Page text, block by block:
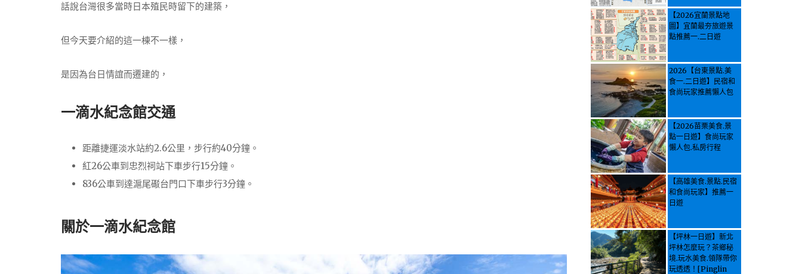
話說台灣很多當時日本殖民時留下的建築，
但今天要介紹的這一棟不一樣，
是因為台日情誼而遷建的，
一滴水紀念館交通
距離捷運淡水站約2.6公里，步行約40分鐘。
紅26公車到忠烈祠站下車步行15分鐘。
836公車到達滬尾礟台門口下車步行3分鐘。
關於一滴水紀念館
【2026宜蘭景點地
圖】宜蘭最夯旅遊景
點推薦一.二日遊
2026【台東景點.美
食一.二日遊】民宿和
食尚玩家推薦懶人包
【2026苗栗美食.景
點一日遊】食尚玩家
懶人包.私房行程
【高雄美食.景點.民宿
和食尚玩家】推薦一
日遊
【坪林一日遊】新北
坪林怎麼玩？茶鄉秘
境.玩水美食.領隊帶你
玩透透！[Pinglin